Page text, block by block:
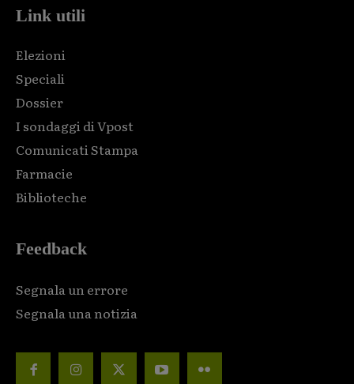
Link utili
Elezioni
Speciali
Dossier
I sondaggi di Vpost
Comunicati Stampa
Farmacie
Biblioteche
Feedback
Segnala un errore
Segnala una notizia